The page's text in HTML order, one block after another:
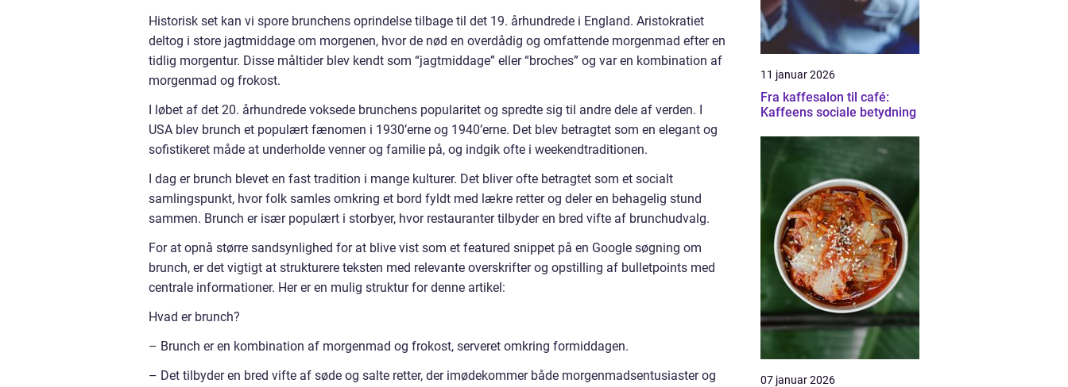
Historisk set kan vi spore brunchens oprindelse tilbage til det 19. århundrede i England. Aristokratiet
deltog i store jagtmiddage om morgenen, hvor de nød en overdådig og omfattende morgenmad efter en
tidlig morgentur. Disse måltider blev kendt som “jagtmiddage” eller “broches” og var en kombination af
morgenmad og frokost.
I løbet af det 20. århundrede voksede brunchens popularitet og spredte sig til andre dele af verden. I
USA blev brunch et populært fænomen i 1930’erne og 1940’erne. Det blev betragtet som en elegant og
sofistikeret måde at underholde venner og familie på, og indgik ofte i weekendtraditionen.
I dag er brunch blevet en fast tradition i mange kulturer. Det bliver ofte betragtet som et socialt
samlingspunkt, hvor folk samles omkring et bord fyldt med lækre retter og deler en behagelig stund
sammen. Brunch er især populært i storbyer, hvor restauranter tilbyder en bred vifte af brunchudvalg.
For at opnå større sandsynlighed for at blive vist som et featured snippet på en Google søgning om
brunch, er det vigtigt at strukturere teksten med relevante overskrifter og opstilling af bulletpoints med
centrale informationer. Her er en mulig struktur for denne artikel:
Hvad er brunch?
– Brunch er en kombination af morgenmad og frokost, serveret omkring formiddagen.
– Det tilbyder en bred vifte af søde og salte retter, der imødekommer både morgenmadsentusiaster og
11 januar 2026
Fra kaffesalon til café:
Kaffeens sociale betydning
07 januar 2026